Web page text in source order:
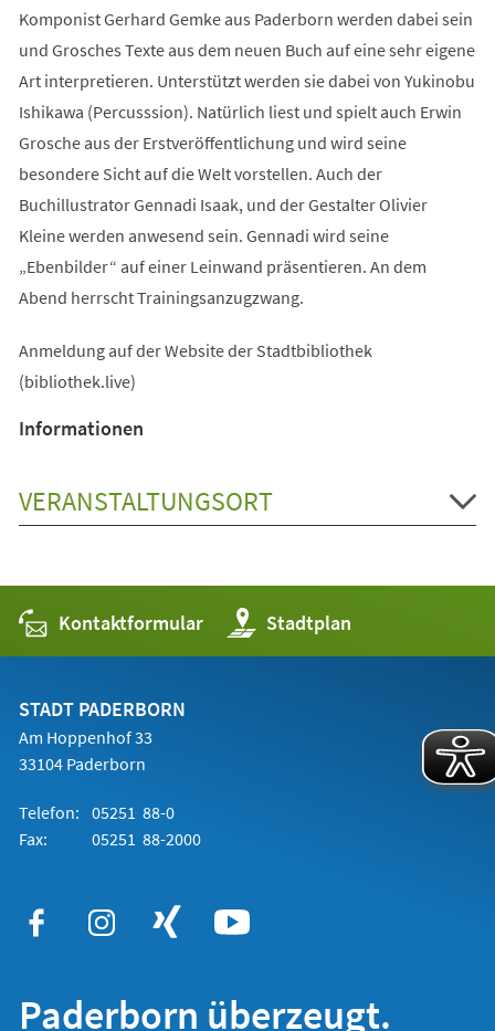
Komponist Gerhard Gemke aus Paderborn werden dabei sein
und Grosches Texte aus dem neuen Buch auf eine sehr eigene
Art interpretieren. Unterstützt werden sie dabei von Yukinobu
Ishikawa (Percusssion). Natürlich liest und spielt auch Erwin
Grosche aus der Erstveröffentlichung und wird seine
besondere Sicht auf die Welt vorstellen. Auch der
Buchillustrator Gennadi Isaak, und der Gestalter Olivier
Kleine werden anwesend sein. Gennadi wird seine
„Ebenbilder“ auf einer Leinwand präsentieren. An dem
Abend herrscht Trainingsanzugzwang.
Anmeldung auf der Website der Stadtbibliothek
(bibliothek.live)
Informationen
VERANSTALTUNGSORT
Kontaktformular Stadtplan
(Öffnet
in
einem
STADT PADERBORN
Am Hoppenhof 33
33104 Paderborn
Telefon: 05251 88-0
Fax:
05251 88-2000
Paderborn überzeugt.